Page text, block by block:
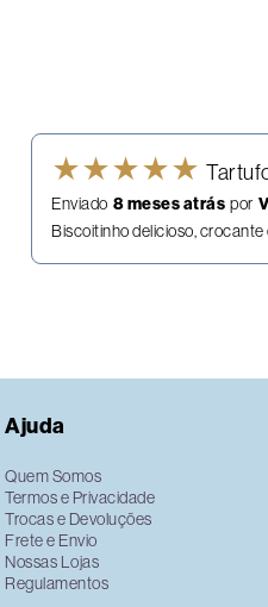
★★★★★
Enviado 8 meses atrás por
Biscoitinho delicioso, crocante
Ajuda
Quem Somos
Termos e Privacidade
Trocas e Devoluções
Frete e Envio
Nossas Lojas
Regulamentos